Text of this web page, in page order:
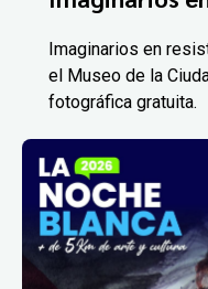
Imaginarios en
el Museo de la
fotográfica gratuita.